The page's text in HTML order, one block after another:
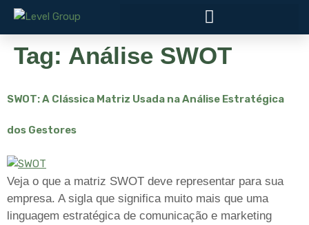
Tag: Análise SWOT
SWOT: A Clássica Matriz Usada na Análise Estratégica
dos Gestores
Veja o que a matriz SWOT deve representar para sua
empresa. A sigla que significa muito mais que uma
linguagem estratégica de comunicação e marketing